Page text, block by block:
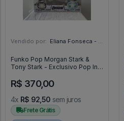
Vendido por: Eliana Fonseca - SP
Funko Pop Morgan Stark &
Tony Stark - Exclusivo Pop In A
FUNKO POP #2
R$ 370,00
4x R$ 92,50 sem juros
Frete Grátis